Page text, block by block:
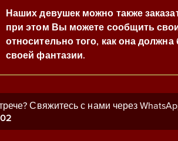
Наших девушек можно также
при этом Вы можете сообщить
относительно того, как она
своей фантазии.
Свяжитесь с нами через